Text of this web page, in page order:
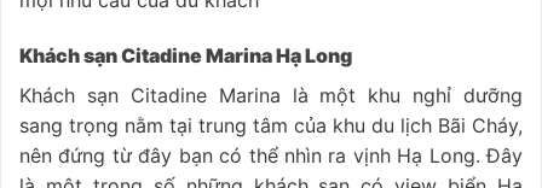
Khách sạn Citadine Marina Hạ Long
Khách sạn Citadine Marina là một khu nghỉ dưỡng
sang trọng nằm tại trung tâm của khu du lịch Bãi Cháy,
nên đứng từ đây bạn có thể nhìn ra vịnh Hạ Long. Đây